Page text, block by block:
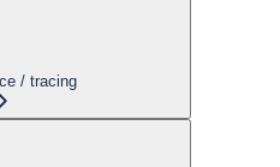
/ tracing